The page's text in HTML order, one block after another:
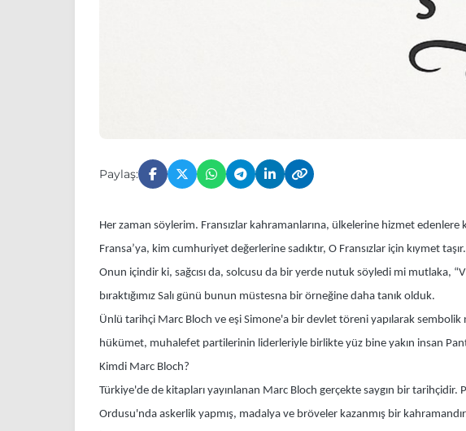
Paylaş:
Her zaman söylerim. Fransızlar kahramanlarına, ülkelerine hizmet edenlere
Fransa’ya, kim cumhuriyet değerlerine sadıktır, O Fransızlar için kıymet taşır.
Onun içindir ki, sağcısı da, solcusu da bir yerde nutuk söyledi mi mutlaka,
bıraktığımız Salı günü bunun müstesna bir örneğine daha tanık olduk.
Ünlü tarihçi Marc Bloch ve eşi Simone'a bir devlet töreni yapılarak
hükümet, muhalefet partilerinin liderleriyle birlikte yüz bine yakın insan
Kimdi Marc Bloch?
Türkiye'de de kitapları yayınlanan Marc Bloch gerçekte saygın bir
Ordusu'nda askerlik yapmış, madalya ve bröveler kazanmış bir